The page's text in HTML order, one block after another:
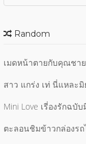
Random
เมดหน้าตายกับคุณชา
สาว แกร่ง เท่ นี่แหละมิ
Mini Love เรี่องรักฉบั
ตะลอนชิมข้าวกล่องรถ